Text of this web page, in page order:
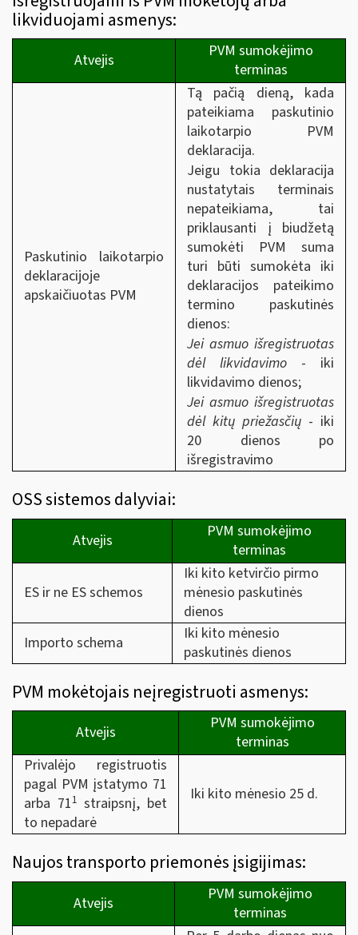
likviduojami asmenys:
Atvejis
PVM sumokėjimo
terminas
Paskutinio laikotarpio
deklaracijoje
apskaičiuotas PVM
Tą pačią dieną, kada
pateikiama paskutinio
laikotarpio PVM
deklaracija.
Jeigu tokia deklaracija
nustatytais terminais
nepateikiama, tai
priklausanti į biudžetą
sumokėti PVM suma
turi būti sumokėta iki
deklaracijos pateikimo
termino paskutinės
dienos:
Jei asmuo išregistruotas
dėl likvidavimo - iki
likvidavimo dienos;
Jei asmuo išregistruotas
dėl kitų priežasčių - iki
20 dienos po
išregistravimo
OSS sistemos dalyviai:
Atvejis
PVM sumokėjimo
terminas
ES ir ne ES schemos
Iki kito ketvirčio pirmo
mėnesio paskutinės
dienos
Importo schema
Iki kito mėnesio
paskutinės dienos
PVM mokėtojais neįregistruoti asmenys:
Atvejis
PVM sumokėjimo
terminas
Privalėjo registruotis
pagal PVM įstatymo 71
arba 711 straipsnį, bet
to nepadarė
Iki kito mėnesio 25 d.
Naujos transporto priemonės įsigijimas:
Atvejis
PVM sumokėjimo
terminas